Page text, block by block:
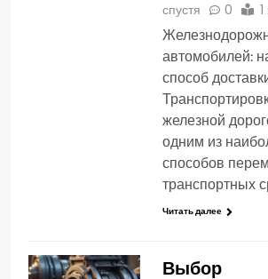
спустя
0
автомобилей:
способ
железной
одним из
способов
транспортных
Читать далее
Выбор